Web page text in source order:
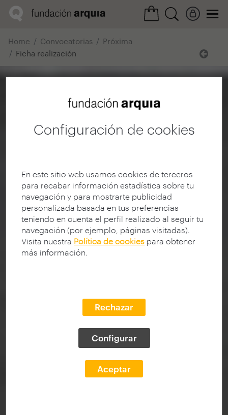
Configuración de cookies
En este sitio web usamos cookies de terceros
para recabar información estadística sobre tu
navegación y para mostrarte publicidad
personalizada basada en tus preferencias
teniendo en cuenta el perfil realizado al seguir tu
navegación (por ejemplo, páginas visitadas).
Visita nuestra Política de cookies para obtener
más información.
Rechazar
Configurar
Aceptar
Home Convocatorias
Próxima
Ficha realización